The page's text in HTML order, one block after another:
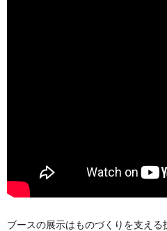
ブースの展示はものづくりを支え